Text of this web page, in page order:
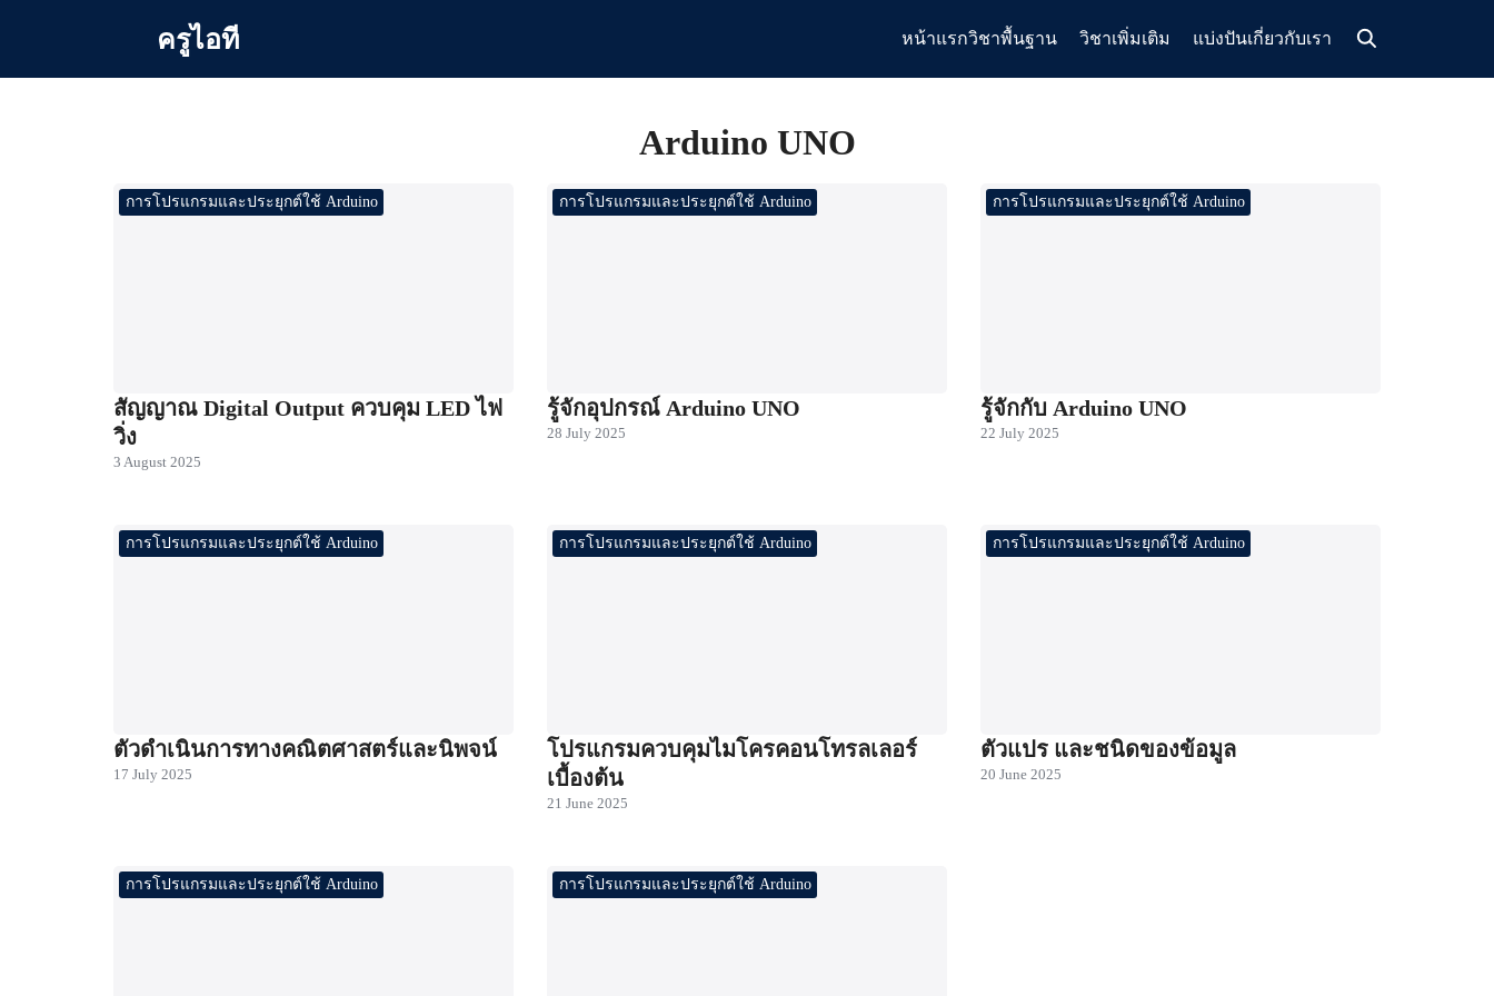
ครูไอที หน้าแรกวิชาพื้นฐาน วิชาเพิ่มเติม แบ่งปันเกี่ยวกับเรา
Arduino UNO
การโปรแกรมและประยุกต์ใช้ Arduino
สัญญาณ Digital Output ควบคุม LED ไฟ
วิ่ง
3 August 2025
การโปรแกรมและประยุกต์ใช้ Arduino
รู้จักอุปกรณ์ Arduino UNO
28 July 2025
การโปรแกรมและประยุกต์ใช้ Arduino
รู้จักกับ Arduino UNO
22 July 2025
การโปรแกรมและประยุกต์ใช้ Arduino
ตัวดำเนินการทางคณิตศาสตร์และนิพจน์
17 July 2025
การโปรแกรมและประยุกต์ใช้ Arduino
โปรแกรมควบคุมไมโครคอนโทรลเลอร์
เบื้องต้น
21 June 2025
การโปรแกรมและประยุกต์ใช้ Arduino
ตัวแปร และชนิดของข้อมูล
20 June 2025
การโปรแกรมและประยุกต์ใช้ Arduino การโปรแกรมและประยุกต์ใช้ Arduino